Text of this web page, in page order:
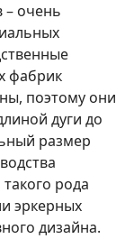
– очень
фабрик
поэтому они
дуги до
размер
рода
эркерных
дизайна.